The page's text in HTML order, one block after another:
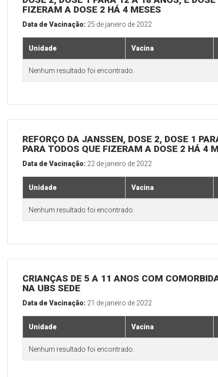
FIZERAM A DOSE 2 HÁ 4 MESES
Data de Vacinação: 25 de janeiro de 2022
Unidade Vacina
Nenhum resultado foi encontrado.
REFORÇO DA JANSSEN, DOSE 2, DOSE 1
PARA TODOS QUE FIZERAM A DOSE 2 HÁ 4
Data de Vacinação: 22 de janeiro de 2022
Unidade Vacina
Nenhum resultado foi encontrado.
CRIANÇAS DE 5 A 11 ANOS COM
NA UBS SEDE
Data de Vacinação: 21 de janeiro de 2022
Unidade Vacina
Nenhum resultado foi encontrado.